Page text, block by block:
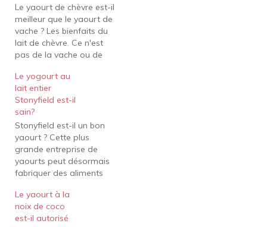
Le yaourt de chèvre est-il
meilleur que le yaourt de
vache ? Les bienfaits du
lait de chèvre. Ce n'est
pas de la vache ou de
chèvre ! Plus digestes
que les yaourts au lait de
vache et moins
transformés que les
yaourts à base de…
Le yogourt au
lait entier
Stonyfield est-il
sain?
Stonyfield est-il un bon
yaourt ? Cette plus
grande entreprise de
yaourts peut désormais
fabriquer des aliments
recourir à des produits
chimiques toxiques
(comme les pesticides
Le yaourt à la
noix de coco
est-il autorisé